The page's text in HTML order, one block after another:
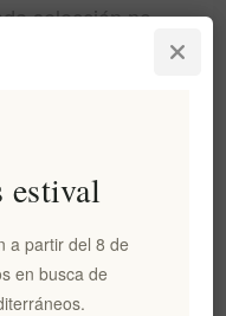
selección no
producto
de su origen,
de Creta
por el sol de
estival
a partir del 8 de
en busca de